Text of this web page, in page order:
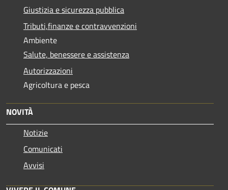
Giustizia e sicurezza pubblica
Tributi,finanze e contravvenzioni
Ambiente
Salute, benessere e assistenza
Autorizzazioni
Agricoltura e pesca
NOVITÀ
Notizie
Comunicati
Avvisi